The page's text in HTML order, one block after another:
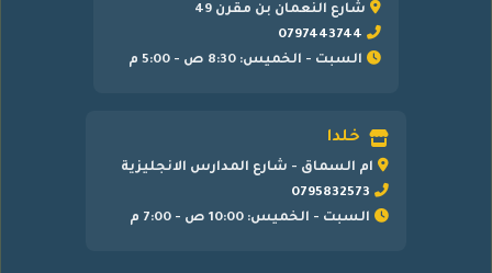
شارع النعمان بن مقرن 49
0797443744
السبت - الخميس: 8:30 ص - 5:00 م
خلدا
ام السماق - شارع المدارس الانجليزية
0795832573
السبت - الخميس: 10:00 ص - 7:00 م